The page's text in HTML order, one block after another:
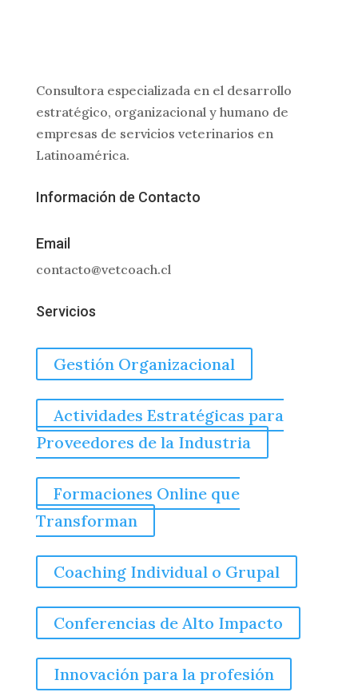
Consultora especializada en el desarrollo
estratégico, organizacional y humano de
empresas de servicios veterinarios en
Latinoamérica.
Información de Contacto
Email
contacto@vetcoach.cl
Servicios
Gestión Organizacional
Actividades Estratégicas para
Proveedores de la Industria
Formaciones Online que
Transforman
Coaching Individual o Grupal
Conferencias de Alto Impacto
Innovación para la profesión